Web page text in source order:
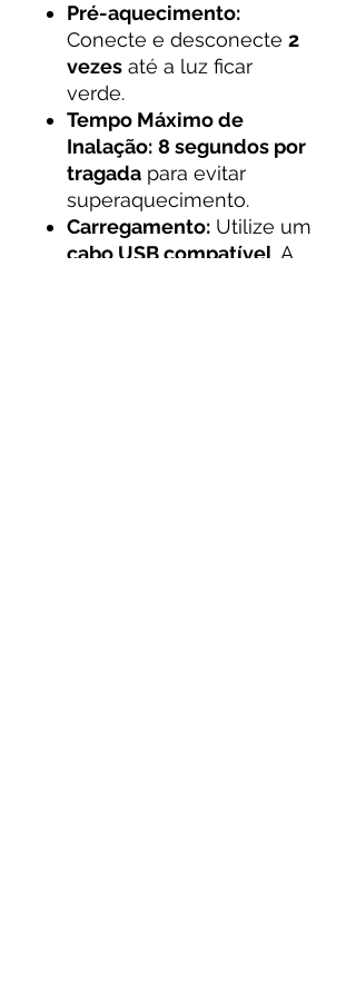
Pré-aquecimento:
Conecte e desconecte 2
vezes até a luz ficar
verde.
Tempo Máximo de
Inalação: 8 segundos por
tragada para evitar
superaquecimento.
Carregamento: Utilize um
cabo USB compatível . A